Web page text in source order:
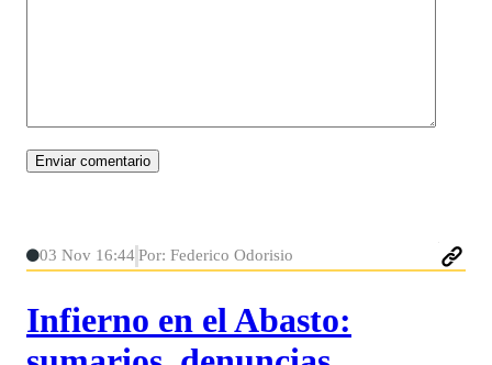
03 Nov 16:44Por: Federico Odorisio
Infierno en el Abasto: